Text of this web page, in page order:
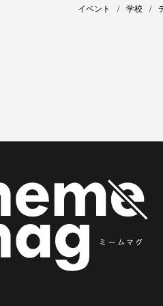
イベント 学校